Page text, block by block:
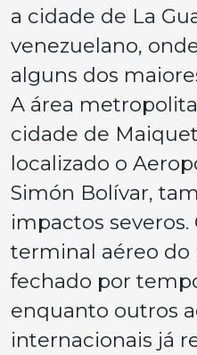
a cidade de La
venezuelano,
alguns dos
A área
cidade de
localizado o
Simón Bolívar,
impactos
terminal aéreo do
fechado por
enquanto outros
internacionais já